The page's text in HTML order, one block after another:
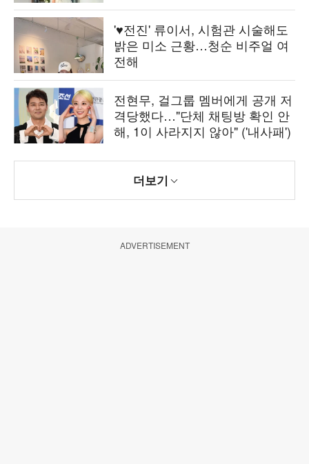
'♥전진' 류이서, 시험관 시술해도
밝은 미소 근황…청순 비주얼 여
전해
전현무, 걸그룹 멤버에게 공개 저
격당했다…"단체 채팅방 확인 안
해, 1이 사라지지 않아" ('내사패')
더보기
ADVERTISEMENT